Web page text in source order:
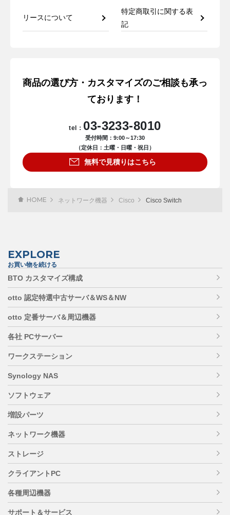
リースについて
特定商取引に関する表
記
商品の選び方・カスタマイズのご相談も承っ
ております！
tel： 03-3233-8010
受付時間：9:00～17:30
（定休日：土曜・日曜・祝日）
無料で見積りはこちら
HOME ネットワーク機器 Cisco Cisco Switch
EXPLORE
お買い物を続ける
BTO カスタマイズ構成
otto 認定特選中古サーバ＆WS＆NW
otto 定番サーバ＆周辺機器
各社 PCサーバー
ワークステーション
Synology NAS
ソフトウェア
増設パーツ
ネットワーク機器
ストレージ
クライアントPC
各種周辺機器
サポート＆サービス